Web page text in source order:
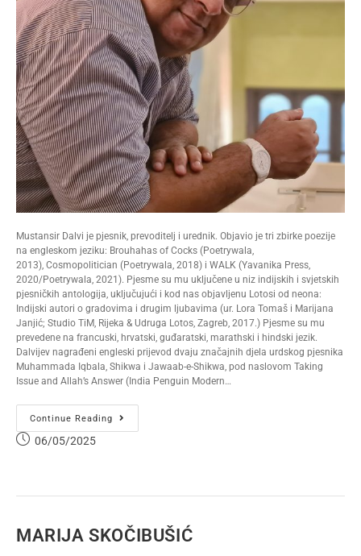
Mustansir Dalvi je pjesnik, prevoditelj i urednik. Objavio je tri zbirke poezije
na engleskom jeziku: Brouhahas of Cocks (Poetrywala,
2013), Cosmopolitician (Poetrywala, 2018) i WALK (Yavanika Press,
2020/Poetrywala, 2021). Pjesme su mu uključene u niz indijskih i svjetskih
pjesničkih antologija, uključujući i kod nas objavljenu Lotosi od neona:
Indijski autori o gradovima i drugim ljubavima (ur. Lora Tomaš i Marijana
Janjić; Studio TiM, Rijeka & Udruga Lotos, Zagreb, 2017.) Pjesme su mu
prevedene na francuski, hrvatski, guđaratski, marathski i hindski jezik.
Dalvijev nagrađeni engleski prijevod dvaju značajnih djela urdskog pjesnika
Muhammada Iqbala, Shikwa i Jawaab-e-Shikwa, pod naslovom Taking
Issue and Allah’s Answer (India Penguin Modern…
Continue Reading
06/05/2025
MARIJA SKOČIBUŠIĆ